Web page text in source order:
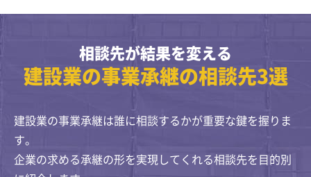
相談先が結果を変える
建設業の事業承継の相談先3選
建設業の事業承継は誰に相談するかが重要な鍵を握りま
す。
企業の求める承継の形を実現してくれる相談先を目的別